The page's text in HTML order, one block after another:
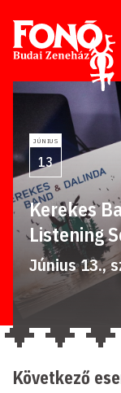
Tovább a
JÚNIUS
13
Kerekes
Listening
Június 13.,
Következő